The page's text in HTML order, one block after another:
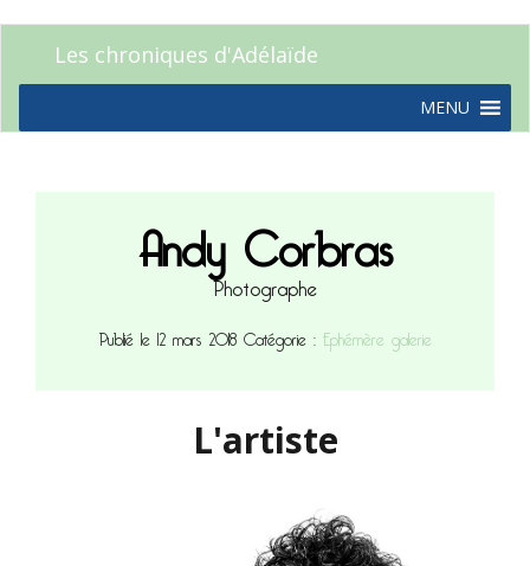
Les chroniques d'Adélaïde
MENU
Andy Corbras
Photographe
Publié le 12 mars 2018Catégorie :Ephémère galerie
L'artiste